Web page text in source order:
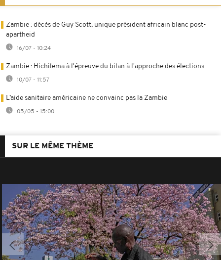
Zambie : décès de Guy Scott, unique président africain blanc post-
apartheid
16/07 - 10:24
Zambie : Hichilema à l'épreuve du bilan à l'approche des élections
10/07 - 11:57
L’aide sanitaire américaine ne convainc pas la Zambie
05/05 - 15:00
SUR LE MÊME THÈME